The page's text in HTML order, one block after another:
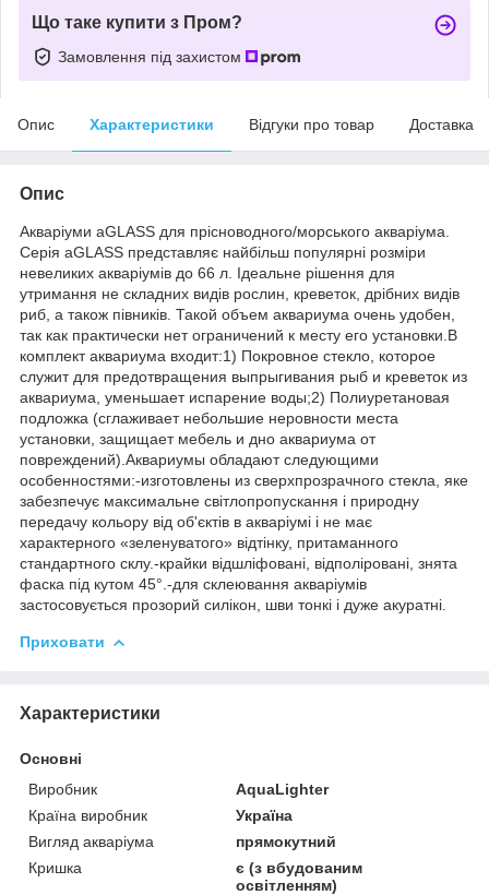
Що таке купити з Пром?
Замовлення під захистом
Опис Характеристики Відгуки про товар Доставка
Опис
Акваріуми aGLASS для прісноводного/морського акваріума.
Серія aGLASS представляє найбільш популярні розміри
невеликих акваріумів до 66 л. Ідеальне рішення для
утримання не складних видів рослин, креветок, дрібних видів
риб, а також півників. Такой объем аквариума очень удобен,
так как практически нет ограничений к месту его установки.В
комплект аквариума входит:1) Покровное стекло, которое
служит для предотвращения выпрыгивания рыб и креветок из
аквариума, уменьшает испарение воды;2) Полиуретановая
подложка (сглаживает небольшие неровности места
установки, защищает мебель и дно аквариума от
повреждений).Аквариумы обладают следующими
особенностями:-изготовлены из сверхпрозрачного стекла, яке
забезпечує максимальне світлопропускання і природну
передачу кольору від об'єктів в акваріумі і не має
характерного «зеленуватого» відтінку, притаманного
стандартного склу.-крайки відшліфовані, відполіровані, знята
фаска під кутом 45°.-для склеювання акваріумів
застосовується прозорий силікон, шви тонкі і дуже акуратні.
Приховати
Характеристики
Основні
Виробник
AquaLighter
Країна виробник
Україна
Вигляд акваріума
прямокутний
Кришка
є (з вбудованим
освітленням)